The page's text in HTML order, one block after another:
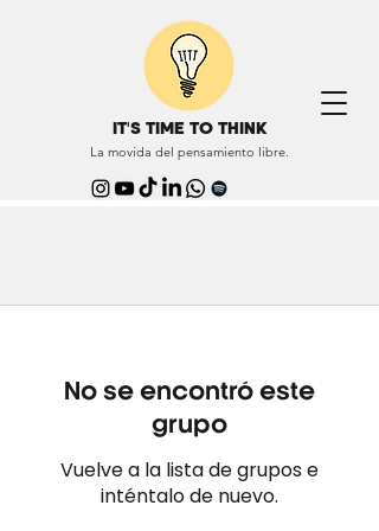
IT'S TIME TO THINK
La movida del pensamiento libre.
No se encontró este
grupo
Vuelve a la lista de grupos e
inténtalo de nuevo.